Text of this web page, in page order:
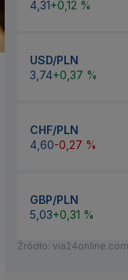
4,31+0,12 %
USD/PLN
3,74+0,37 %
CHF/PLN
4,60-0,27 %
GBP/PLN
5,03+0,31 %
Źródło: via24online.com